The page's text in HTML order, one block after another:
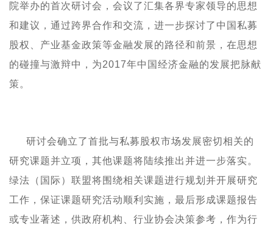
院举办的首次研讨会，会议了汇集各界专家领导的思想
和建议，通过跨界合作和交流，进一步探讨了中国私募
股权、产业基金政策等金融发展的路径和前景，在思想
的碰撞与激辩中，为2017年中国经济金融的发展把脉献
策。
研讨会确立了首批与私募股权市场发展密切相关的
研究课题并立项，其他课题将陆续推出并进一步落实。
绿法（国际）联盟将围绕相关课题进行规划并开展研究
工作，保证课题研究活动顺利实施，最后形成课题报告
或专业著述，供政府机构、行业协会决策参考，作为行